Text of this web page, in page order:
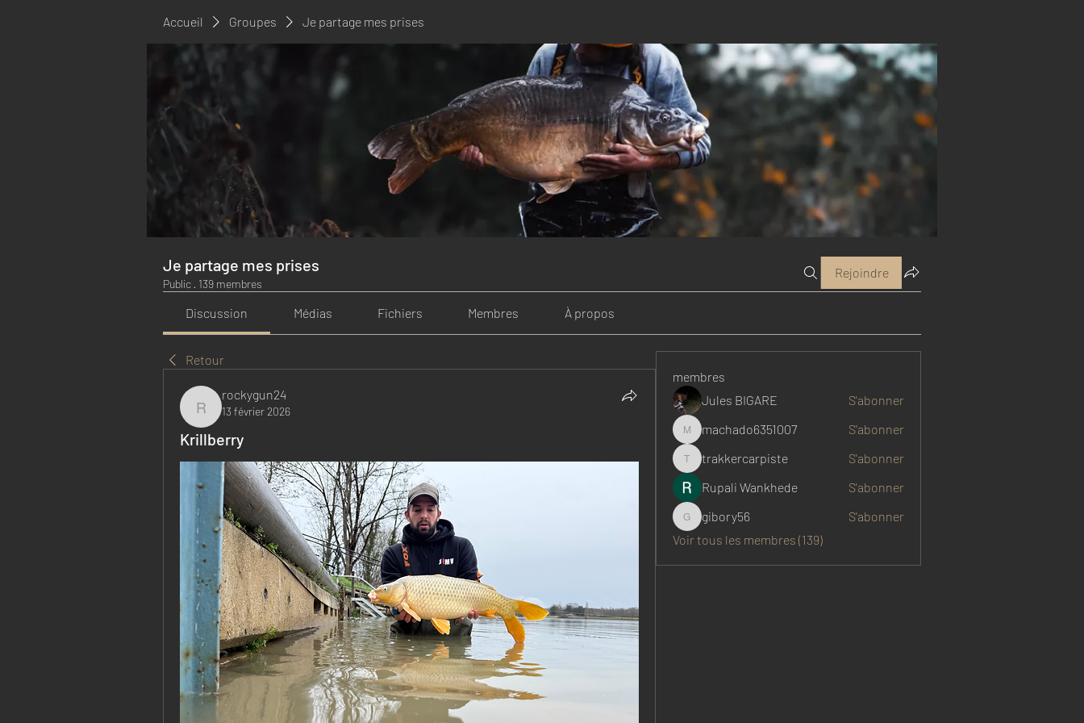
Accueil Groupes Je partage mes prises
Je partage mes prises
Public · 139 membres
Rejoindre
Discussion Médias Fichiers Membres À propos
Retour
rockygun24
rockygun24
13 février 2026
Krillberry
membres
Jules BIGARE
S'abonner
machado6351007
machado6351007 S'abonner
trakkercarpiste
trakkercarpiste
S'abonner
Rupali Wankhede
S'abonner
gibory56
gibory56
S'abonner
Voir tous les membres (139)